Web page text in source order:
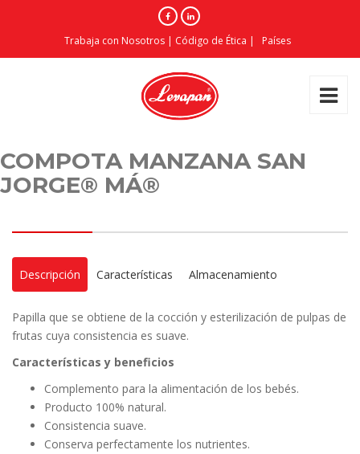
Trabaja con Nosotros | Código de Ética | Países
COMPOTA MANZANA SAN
JORGE® MÁ®
Descripción Características Almacenamiento
Papilla que se obtiene de la cocción y esterilización de pulpas de
frutas cuya consistencia es suave.
Características y beneficios
Complemento para la alimentación de los bebés.
Producto 100% natural.
Consistencia suave.
Conserva perfectamente los nutrientes.